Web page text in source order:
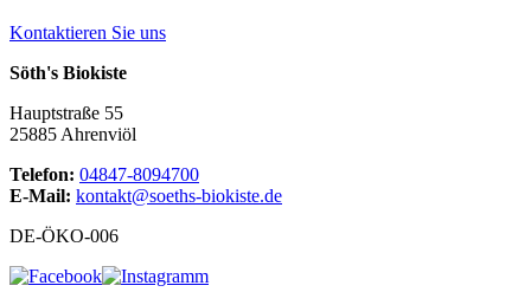
Kontaktieren Sie uns
Söth's Biokiste
Hauptstraße 55
25885 Ahrenviöl
Telefon: 04847-8094700
E-Mail: kontakt@soeths-biokiste.de
DE-ÖKO-006